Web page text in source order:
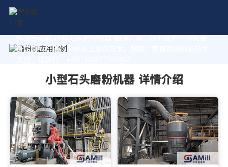
作为专业的 小型石头磨粉机器 制造厂家，我们致力于为您量
身定制高价值的粉体加工系统方案。获取厂家直销报价及技术
小型石头磨粉机器 详情介绍